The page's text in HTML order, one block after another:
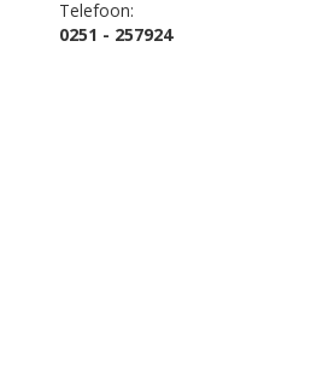
Telefoon:
0251 - 257924